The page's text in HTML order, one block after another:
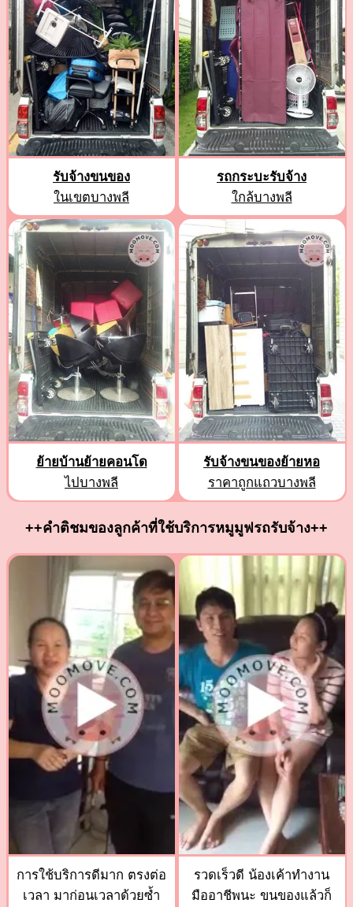
รับจ้างขนของ
ในเขตบางพลี
รถกระบะรับจ้าง
ใกล้บางพลี
ย้ายบ้านย้ายคอนโด
ไปบางพลี
รับจ้างขนของย้ายหอ
ราคาถูกแถวบางพลี
++คำติชมของลูกค้าที่ใช้บริการหมูมูฟรถรับจ้าง++
การใช้บริการดีมาก ตรงต่อ
เวลา มาก่อนเวลาด้วยซ้ำ
รวดเร็วดี น้องเค้าทำงาน
มืออาชีพนะ ขนของแล้วก็